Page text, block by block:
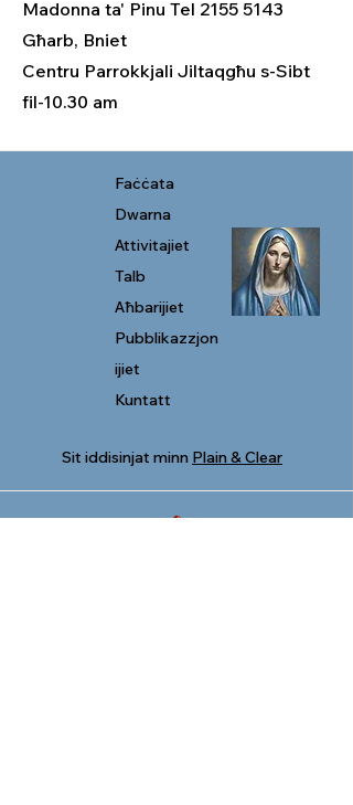
Madonna ta' Pinu Tel 2155 5143
Għarb, Bniet
Centru Parrokkjali Jiltaqgħu s-Sibt
fil-10.30 am
Faċċata
Dwarna
Attivitajiet
Talb
Aħbarijiet
Pubblikazzjon
ijiet
Kuntatt
Sit iddisinjat minn Plain & Clear